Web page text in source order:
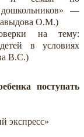
дошкольников» —
О.М.)
на тему:
в условиях
В.С.)
поступать
экспресс»